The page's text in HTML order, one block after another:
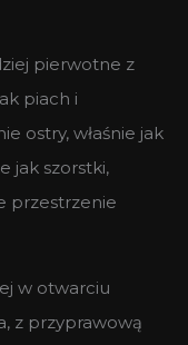
pierwotne z
piach i
ostry, właśnie jak
jak szorstki,
przestrzenie
w otwarciu
z przyprawową